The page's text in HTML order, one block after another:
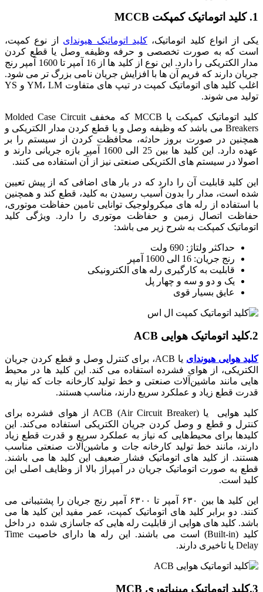
1. کلید اتوماتیک کمپکت MCCB
یکی از انواع کلید اتوماتیک، کلید اتوماتیک هیوندای از نوع کمپت،
است که به صورت تخصصی و حرفه وظیفه وصل یا قطع کردن
مدار الکتریکی را دارد. این نوع از کلید ها از 16 آمپر تا 1600 آمپر رنج
جریان دارند که فریم آن ها با افزایش جریان نامی بزرگ تر می شود.
اغلب کلید های اتوماتیک کمپت در تیپ های متفاوت YM، LM و YS
تولید می شوند.
کلید اتوماتیک کمپکت یا MCCB که مخفف Molded Case Circuit
Breakers می باشد که وظیفه وصل و یا قطع کردن مدار الکتریکی و
همچنین در صورت بروز حادثه، محافظت کردن از سیستم را بر
عهده دارد. این کلید ها بین 25 الی 1600 آمپر بازه جریانی دارند و
اصولا در سیستم های الکتریکی صنعتی نیز از آن استفاده می کنند.
این کلید قابلیت آن را دارد که در بار های اضافی که از پیش تعیین
شده است، مدار را بدون آسیب رسیدن به کلید، قطع کند و همچنین
با استفاده از رله های میکرولوجیک توانایی تامین حفاظت موتوری،
حفاظت اتصال زمین و حفاظت موتوری را دارد. ویژگی کلید
اتوماتیک کمپکت به شرح زیر می باشد:
حداکثر ولتاژ: 690 ولت
رنج جریان: 16 الی 1600 آمپر
قابلیت به‌ کارگیری رله های الکترونیکی
یک و دو و سه و چهار پل
عایق بسیار قوی
2.کلید اتوماتیک هوایی ACB
کلید هوایی هیوندای
یا ACB، برای کنترل وصل و قطع کردن جریان
الکتریکی، از هوای فشرده استفاده می کند. این کلید ها در محیط
هایی مانند ماشین‌آلات صنعتی و خط تولید کارخانه جات که نیاز به
قدرت قطع زیاد و عملکرد سریع دارند، مناسب هستند.
کلید هوایی یا ACB (Air Circuit Breaker) از هوای فشرده برای
کنترل و قطع و وصل کردن جریان الکتریکی استفاده می‌کند. این
کلیدها برای محیط‌هایی که نیاز به عملکرد سریع و قدرت قطع زیاد
دارند، مانند خط تولید کارخانه جات و ماشین‌آلات صنعتی مناسب
هستند. از کلید های اتوماتیک فشار ضعیف این کلید ها می باشند.
قطع به صورت اتوماتیک جریان در آمپراژ بالا از وظایف اصلی این
کلید است.
این کلید ها بین ۶۳۰ آمپر تا ۶۳۰۰ آمپر رنج جریان را پشتیبانی می
کنند. دو برابر کلید های اتوماتیک کمپت، عمر مفید این کلید ها می
باشد. کلید های هوایی از قابلیت رله هایی که جاسازی شده در داخل
کلید (Built-in) است می باشند. این رله ها دارای خاصیت Time
Delay یا تاخیری دارند.
3.کلید اتوماتیک مینیاتوری MCB